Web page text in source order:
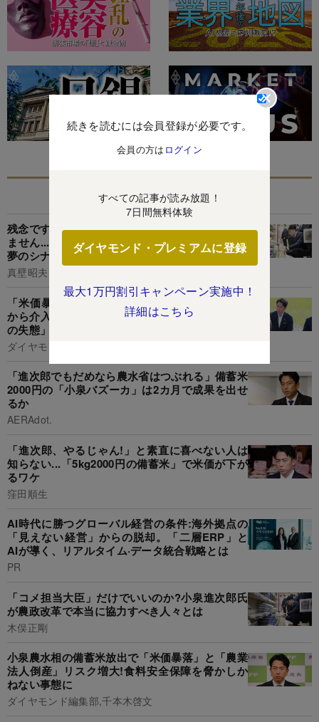
続きを読むには会員登録が必要です。
会員の方は ログイン
すべての記事が読み放題！
7日間無料体験
ダイヤモンド・プレミアムに登録
最大1万円割引キャンペーン実施中！
詳細はこちら
あなたにおすすめ
残念ですが、小泉進次郎大臣でも米価は下げられ
ません...「5kg2000円」の備蓄米がもたらす「悪
夢のシナリオ」
真壁昭夫
「米価暴落リスク」が急上昇!農水省を市場主義
から介入主義に“転向”せざるを得なくした「2つ
の失態」
ダイヤモンド編集部,千本木啓文
「進次郎でもだめなら農水省はつぶれる」備蓄米
2000円の「小泉バズーカ」は2カ月で成果を出せ
るか
AERAdot.
「進次郎、やるじゃん!」と素直に喜べない人は
知らない...「5kg2000円の備蓄米」で米価が下が
るワケ
窪田順生
AI時代に勝つグローバル経営の条件:海外拠点の
「見えない経営」からの脱却。「二層ERP」と
AIが導く、リアルタイム·データ統合戦略とは
PR
「コメ担当大臣」だけでいいのか?小泉進次郎氏
が農政改革で本当に協力すべき人々とは
木俣正剛
小泉農水相の備蓄米放出で「米価暴落」と「農業
法人倒産」リスク増大!食料安全保障を脅かしか
ねない事態に
ダイヤモンド編集部,千本木啓文